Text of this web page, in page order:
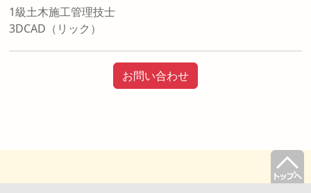
1級土木施工管理技士
3DCAD（リック）
お問い合わせ